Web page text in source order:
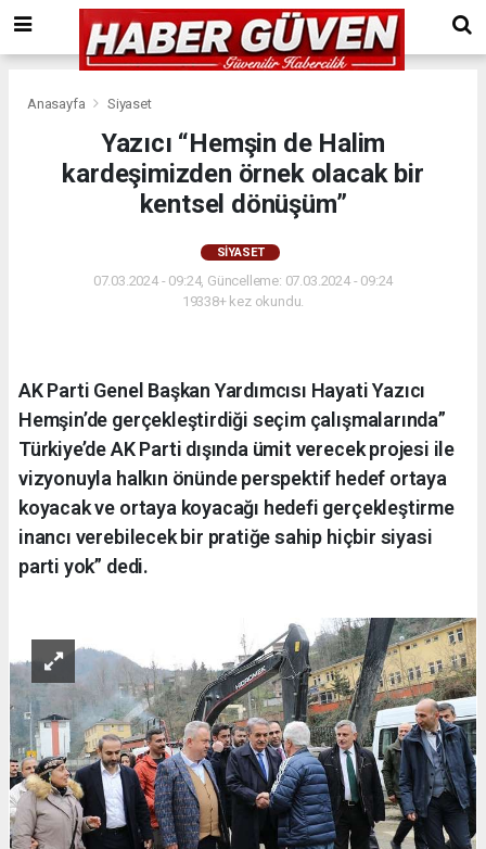
Anasayfa Siyaset
Yazıcı “Hemşin de Halim
kardeşimizden örnek olacak bir
kentsel dönüşüm”
SIYASET
07.03.2024 - 09:24, Güncelleme: 07.03.2024 - 09:24
19338+ kez okundu.
AK Parti Genel Başkan Yardımcısı Hayati Yazıcı
Hemşin’de gerçekleştirdiği seçim çalışmalarında”
Türkiye’de AK Parti dışında ümit verecek projesi ile
vizyonuyla halkın önünde perspektif hedef ortaya
koyacak ve ortaya koyacağı hedefi gerçekleştirme
inancı verebilecek bir pratiğe sahip hiçbir siyasi
parti yok” dedi.